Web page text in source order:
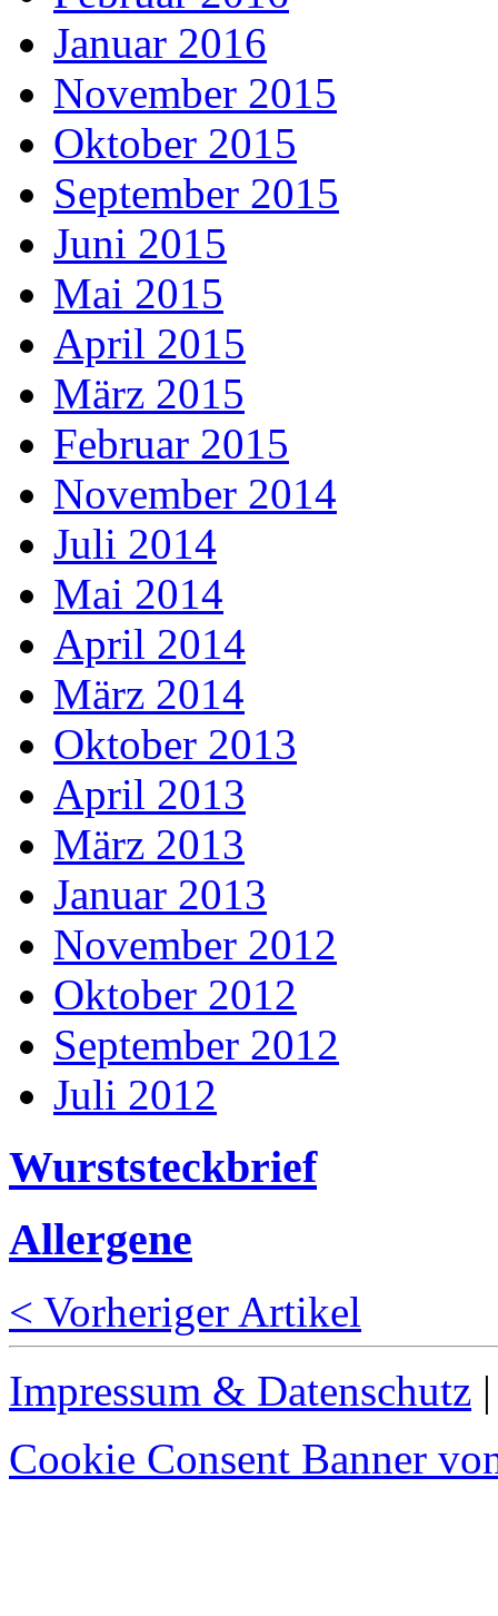
Januar 2016
November 2015
Oktober 2015
September 2015
Juni 2015
Mai 2015
April 2015
März 2015
Februar 2015
November 2014
Juli 2014
Mai 2014
April 2014
März 2014
Oktober 2013
April 2013
März 2013
Januar 2013
November 2012
Oktober 2012
September 2012
Juli 2012
Wurststeckbrief
Allergene
< Vorheriger Artikel
Impressum & Datenschutz
Cookie Consent Banner